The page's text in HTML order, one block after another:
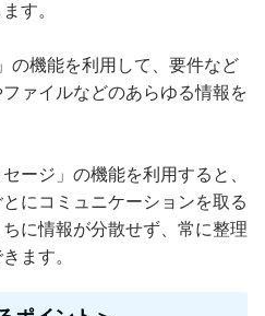
す。
の機能を利用して、要件など
ァイルなどのあらゆる情報を
ージ」の機能を利用すると、
にコミュニケーションを取る
に情報が分散せず、常に整理
ます。